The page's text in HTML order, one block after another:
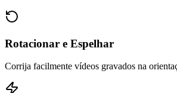
Rotacionar e Espelhar
Corrija facilmente vídeos gravados na